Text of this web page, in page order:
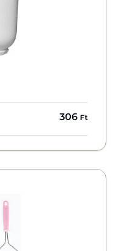
306 Ft